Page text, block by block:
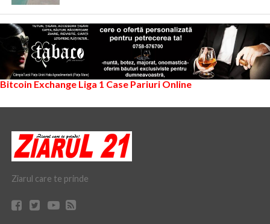
Bitcoin Exchange Liga 1 Case Pariuri Online
Ziarul care te prinde